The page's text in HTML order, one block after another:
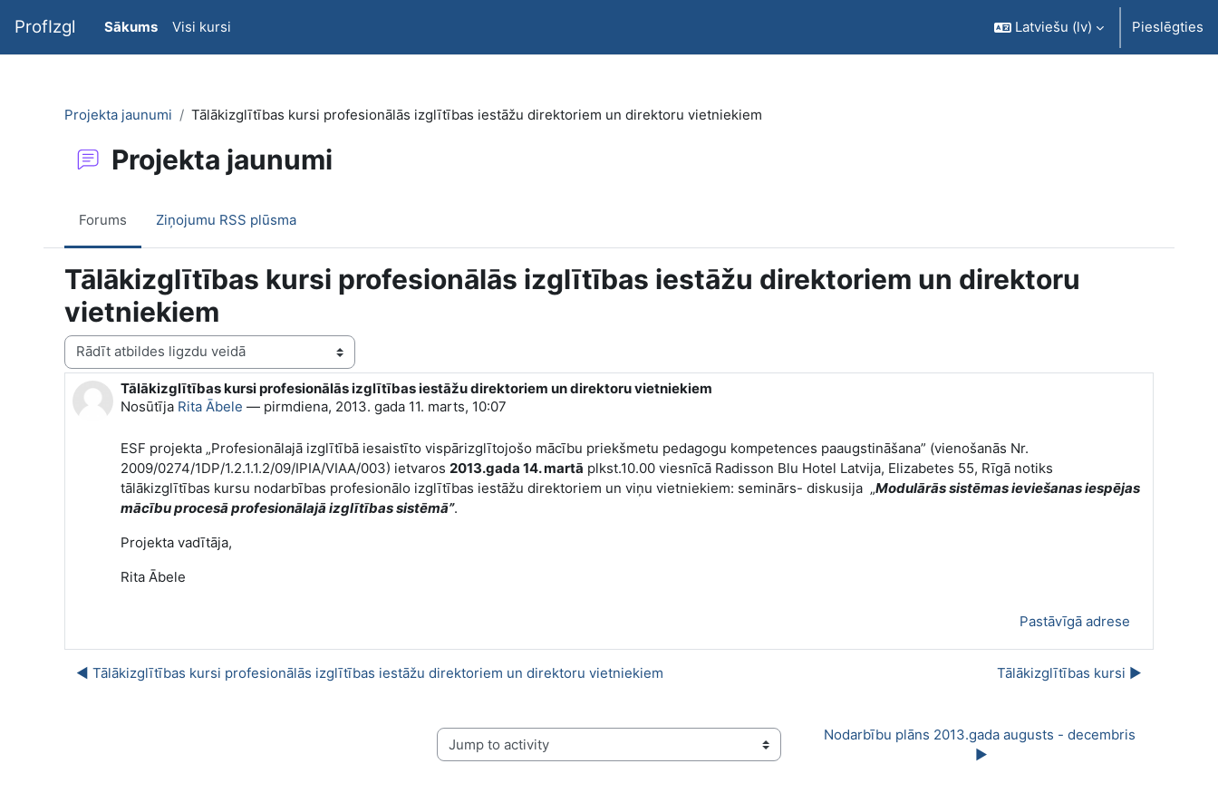
ProfIzgl Sākums Visi kursi Latviešu ‎(lv)‎ Pieslēgties
Projekta jaunumi Tālākizglītības kursi profesionālās izglītības iestāžu direktoriem un direktoru vietniekiem
Projekta jaunumi
Forums Ziņojumu RSS plūsma
Tālākizglītības kursi profesionālās izglītības iestāžu direktoriem un direktoru
vietniekiem
Rādīšanas režīms
Tālākizglītības kursi profesionālās izglītības iestāžu direktoriem un direktoru vietniekiem
Nosūtīja Rita Ābele — pirmdiena, 2013. gada 11. marts, 10:07
Atbilžu skaits: 0
ESF projekta „Profesionālajā izglītībā iesaistīto vispārizglītojošo mācību priekšmetu pedagogu kompetences paaugstināšana” (vienošanās Nr.
2009/0274/1DP/1.2.1.1.2/09/IPIA/VIAA/003) ietvaros 2013.gada 14. martā plkst.10.00 viesnīcā Radisson Blu Hotel Latvija, Elizabetes 55, Rīgā notiks
tālākizglītības kursu nodarbības profesionālo izglītības iestāžu direktoriem un viņu vietniekiem: seminārs- diskusija „Modulārās sistēmas ieviešanas iespējas
mācību procesā profesionālajā izglītības sistēmā”.
Projekta vadītāja,
Rita Ābele
Pastāvīgā adrese
◀︎ Tālākizglītības kursi profesionālās izglītības iestāžu direktoriem un direktoru vietniekiem Tālākizglītības kursi ▶︎
Jump to activity
Nodarbību plāns 2013.gada augusts - decembris
▶︎